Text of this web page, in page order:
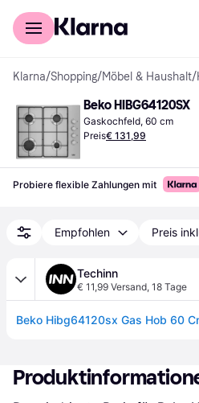
Für Shopper
Klarna/Shopping/Möbel & Haushalt/
Beko HIBG64120SX
Gaskochfeld, 60 cm
Preis€ 131,99
Probiere flexible Zahlungen mit
Empfohlen Preis
Techinn
€ 11,99 Versand, 18 Tage